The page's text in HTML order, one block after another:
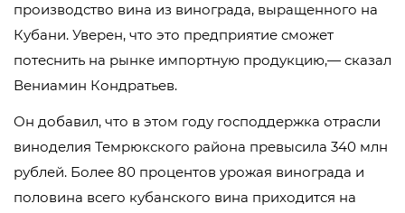
производство вина из винограда, выращенного на
Кубани. Уверен, что это предприятие сможет
потеснить на рынке импортную продукцию,— сказал
Вениамин Кондратьев.
Он добавил, что в этом году господдержка отрасли
виноделия Темрюкского района превысила 340 млн
рублей. Более 80 процентов урожая винограда и
половина всего кубанского вина приходится на